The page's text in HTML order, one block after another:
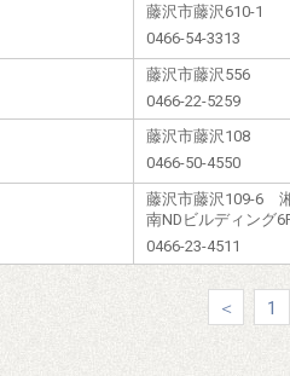
藤沢市藤沢610-1
0466-54-3313
藤沢市藤沢556
0466-22-5259
藤沢市藤沢108
0466-50-4550
藤沢市藤沢109-6
南NDビルディング
0466-23-4511
＜ 1